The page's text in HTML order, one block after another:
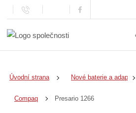
Úvodní strana Nové baterie a adaptéry
Compaq Presario 1266